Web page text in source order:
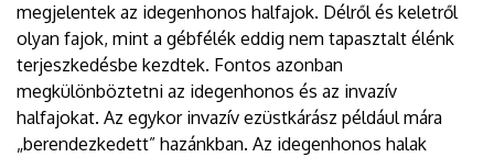
megjelentek az idegenhonos halfajok. Délről és keletről
olyan fajok, mint a gébfélék eddig nem tapasztalt élénk
terjeszkedésbe kezdtek. Fontos azonban
megkülönböztetni az idegenhonos és az invazív
halfajokat. Az egykor invazív ezüstkárász például mára
„berendezkedett” hazánkban. Az idegenhonos halak